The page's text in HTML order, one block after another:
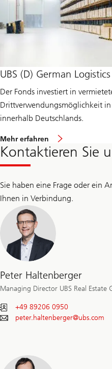
UBS (D) German
Der Fonds investiert in
Drittverwendungsmöglichkeit
innerhalb Deutschlands.
Mehr erfahren
Kontaktieren Sie
Sie haben eine Frage oder ein
Ihnen in Verbindung.
Peter Haltenberger
Managing Director UBS Real Estate
+49 89206 0950
peter.haltenberger@ubs.com